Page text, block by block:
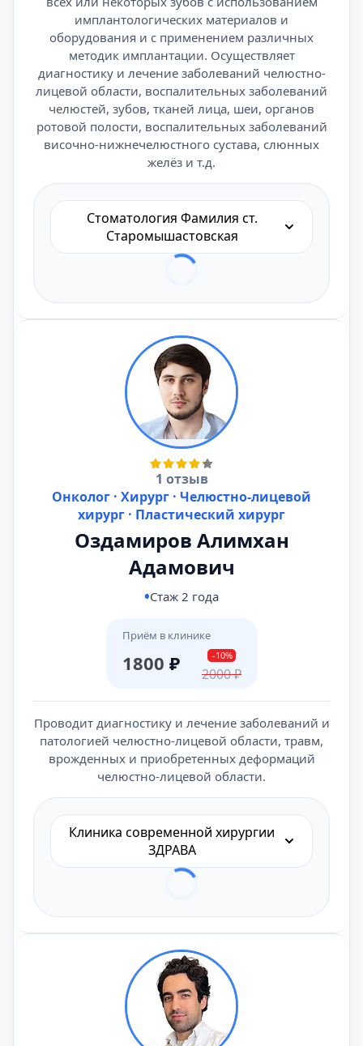
имплантологических материалов и
оборудования и с применением различных
методик имплантации. Осуществляет
диагностику и лечение заболеваний челюстно-
лицевой области, воспалительных заболеваний
челюстей, зубов, тканей лица, шеи, органов
ротовой полости, воспалительных заболеваний
височно-нижнечелюстного сустава, слюнных
желёз и т.д.
Стоматология Фамилия ст.
Старомышастовская
1 отзыв
Онколог · Хирург · Челюстно-лицевой
хирург · Пластический хирург
Оздамиров Алимхан
Адамович
Стаж 2 года
Приём в клинике
1800 ₽ -10%
2000₽
Проводит диагностику и лечение заболеваний и
патологией челюстно-лицевой области, травм,
врожденных и приобретенных деформаций
челюстно-лицевой области.
Клиника современной хирургии
ЗДРАВА